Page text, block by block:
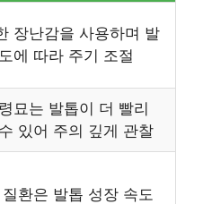
장난감을 사용하며 발
에 따라 주기 조절
묘는 발톱이 더 빨리
있어 주의 깊게 관찰
환은 발톱 성장 속도